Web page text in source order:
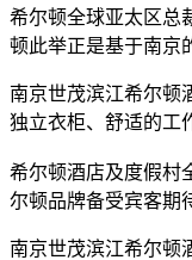
希尔顿全球亚太区总
顿此举正是基于南京
南京世茂滨江希尔顿
独立衣柜、舒适的工
希尔顿酒店及度假村
尔顿品牌备受宾客期
南京世茂滨江希尔顿